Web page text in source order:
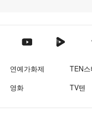
텐아시아 유튜브텐아시아 네
연예가화제 TEN
영화
TV텐